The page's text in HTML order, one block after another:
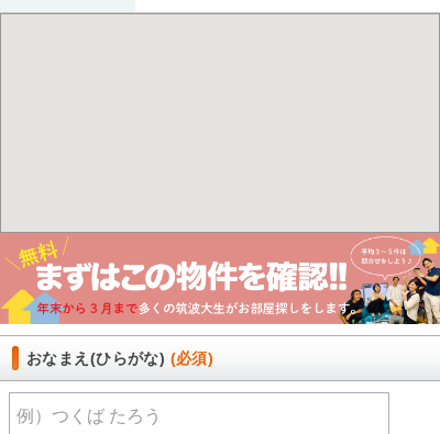
おなまえ(ひらがな) (必須)